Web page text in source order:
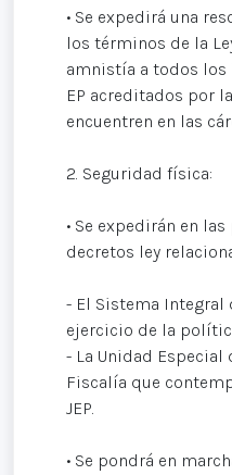
• Se expedirá una
los términos de la
amnistía a todos los
EP acreditados por
encuentren en las
2. Seguridad física:
• Se expedirán en
decretos ley
- El Sistema Integral
ejercicio de la
- La Unidad
Fiscalía que
JEP.
• Se pondrá en